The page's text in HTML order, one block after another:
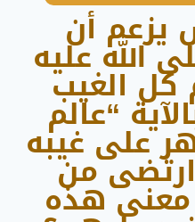
يزعم أن
الله عليه
الغيب
“عالم
على غيبه
من
هذه